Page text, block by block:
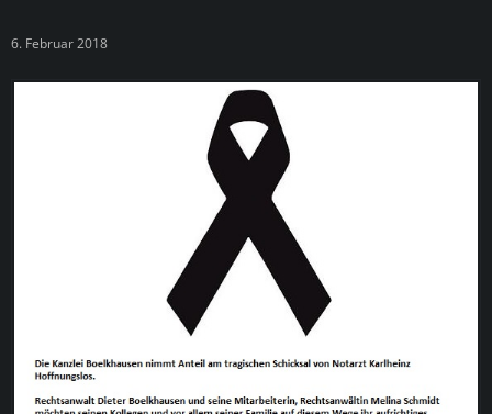
6. Februar 2018